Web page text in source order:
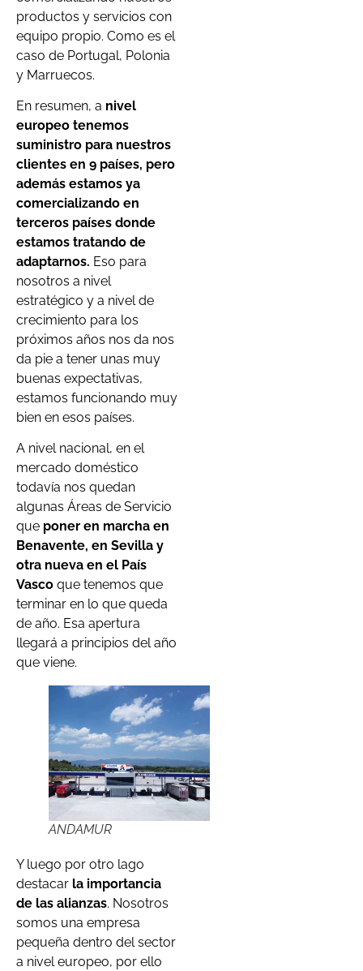
productos y servicios con
equipo propio. Como es el
caso de Portugal, Polonia
y Marruecos.
En resumen, a nivel
europeo tenemos
suministro para nuestros
clientes en 9 países, pero
además estamos ya
comercializando en
terceros países donde
estamos tratando de
adaptarnos. Eso para
nosotros a nivel
estratégico y a nivel de
crecimiento para los
próximos años nos da nos
da pie a tener unas muy
buenas expectativas,
estamos funcionando muy
bien en esos países.
A nivel nacional, en el
mercado doméstico
todavía nos quedan
algunas Áreas de Servicio
que poner en marcha en
Benavente, en Sevilla y
otra nueva en el País
Vasco que tenemos que
terminar en lo que queda
de año. Esa apertura
llegará a principios del año
que viene.
ANDAMUR
Y luego por otro lago
destacar la importancia
de las alianzas. Nosotros
somos una empresa
pequeña dentro del sector
a nivel europeo, por ello